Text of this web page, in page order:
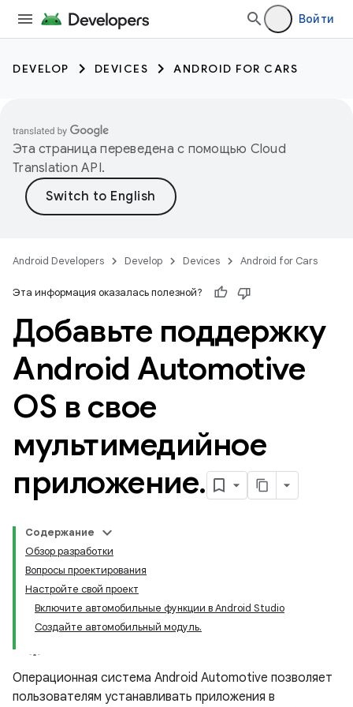
Войти
DEVELOP DEVICES ANDROID FOR CARS
Эта страница переведена с помощью Cloud
Translation API.
Android Developers Develop Devices Android for Cars
Эта информация оказалась полезной?
Добавьте поддержку
Android Automotive
OS в свое
мультимедийное
приложение.
Содержание
Обзор разработки
Вопросы проектирования
Настройте свой проект
Включите автомобильные функции в Android Studio
Создайте автомобильный модуль.
Операционная система Android Automotive позволяет
пользователям устанавливать приложения в